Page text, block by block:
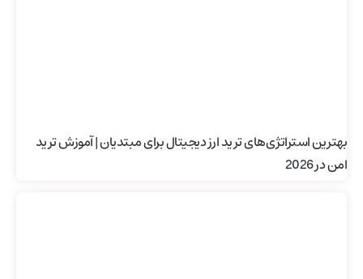
بهترین استراتژی‌های ترید ارز دیجیتال برای مبتدیان | آموزش ترید
امن در 2026